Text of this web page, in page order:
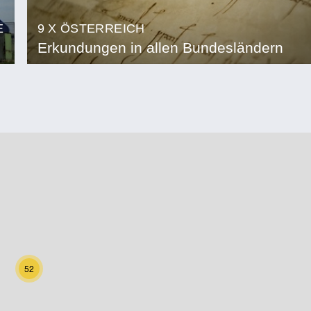
9 X ÖSTERREICH
Erkundungen in allen Bundesländern
52